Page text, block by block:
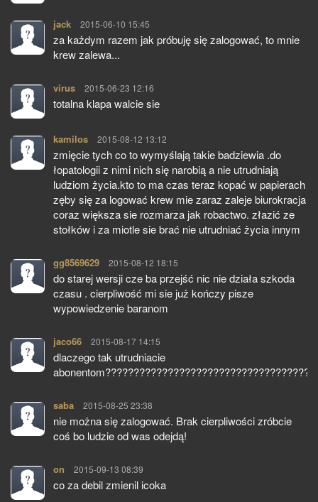
jack pisze:
2015-06-10 15:45
za każdym razem jak próbuję się zalogować, to mnie
krew zalewa...
virus pisze:
2015-06-23 12:16
totalna klapa walcie sie
kamilos pisze:
2015-08-12 13:12
zmięcie tych co to wymyślają takie badziewia .do
łopatologii z nimi nich się narobią a nie utrudniają
ludziom życia.kto to ma czas teraz kopać w papierach
zęby się za logować krew mie zaraz zaleje biurokracja
coraz większa sie rozmarza jak robactwo. złazić ze
stołków i za miotle sie brać nie utrudniać życia innym
gg8569629 pisze:
2015-08-12 18:15
do starej wersji cze ba przejść nic nie działa szkoda
czasu . cierpliwość mi sie już kończy pisze
wypowiedzenie baranom
jaco66 pisze:
2015-08-17 14:15
dlaczego tak utrudniacie
saba pisze:
2015-08-25 23:38
nie można się zalogować. Brak cierpliwości zróbcie
coś bo ludzie od was odejdą!
on pisze:
2015-09-13 08:39
co za debil zmienil icoka